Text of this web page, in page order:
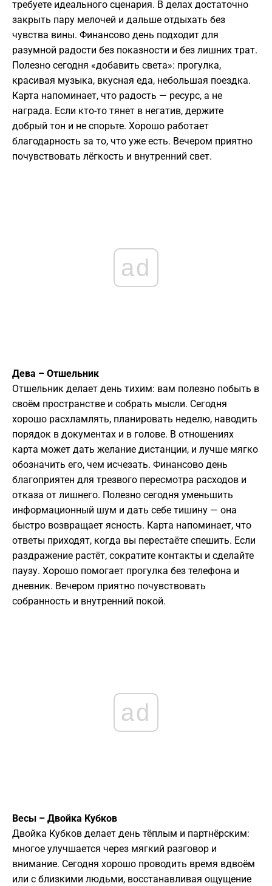
требуете идеального сценария. В делах достаточно
закрыть пару мелочей и дальше отдыхать без
чувства вины. Финансово день подходит для
разумной радости без показности и без лишних трат.
Полезно сегодня «добавить света»: прогулка,
красивая музыка, вкусная еда, небольшая поездка.
Карта напоминает, что радость — ресурс, а не
награда. Если кто-то тянет в негатив, держите
добрый тон и не спорьте. Хорошо работает
благодарность за то, что уже есть. Вечером приятно
почувствовать лёгкость и внутренний свет.
ad
Дева – Отшельник
Отшельник делает день тихим: вам полезно побыть в
своём пространстве и собрать мысли. Сегодня
хорошо расхламлять, планировать неделю, наводить
порядок в документах и в голове. В отношениях
карта может дать желание дистанции, и лучше мягко
обозначить его, чем исчезать. Финансово день
благоприятен для трезвого пересмотра расходов и
отказа от лишнего. Полезно сегодня уменьшить
информационный шум и дать себе тишину — она
быстро возвращает ясность. Карта напоминает, что
ответы приходят, когда вы перестаёте спешить. Если
раздражение растёт, сократите контакты и сделайте
паузу. Хорошо помогает прогулка без телефона и
дневник. Вечером приятно почувствовать
собранность и внутренний покой.
ad
Весы – Двойка Кубков
Двойка Кубков делает день тёплым и партнёрским:
многое улучшается через мягкий разговор и
внимание. Сегодня хорошо проводить время вдвоём
или с близкими людьми, восстанавливая ощущение